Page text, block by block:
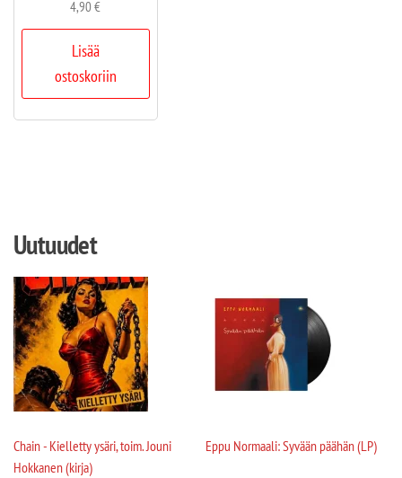
4,90€
Lisää
ostoskoriin
Uutuudet
Chain - Kielletty ysäri, toim. Jouni
Hokkanen (kirja)
Eppu Normaali: Syvään päähän (LP)